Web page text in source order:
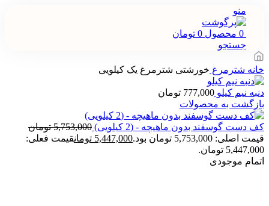
منو
0 محصول 0 تومان
جستجو
خانه شترمرغ خورشتی شترمرغ یک کیلویی
دنبه نیم کیلو 777,000 تومان
بازگشت به محصولات
کف دست گوسفند بدون ماهیچه - (2 کیلویی) 5,753,000 تومان
قیمت اصلی: 5,753,000 تومان بود.
5,447,000 تومانقیمت فعلی:
5,447,000 تومان.
اتمام موجودی